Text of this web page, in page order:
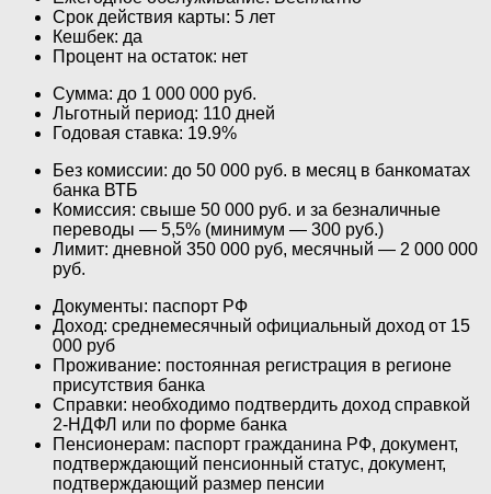
Срок действия карты: 5 лет
Кешбек: да
Процент на остаток: нет
Сумма: до 1 000 000 руб.
Льготный период: 110 дней
Годовая ставка: 19.9%
Без комиссии: до 50 000 руб. в месяц в банкоматах
банка ВТБ
Комиссия: свыше 50 000 руб. и за безналичные
переводы — 5,5% (минимум — 300 руб.)
Лимит: дневной 350 000 руб, месячный — 2 000 000
руб.
Документы: паспорт РФ
Доход: среднемесячный официальный доход от 15
000 руб
Проживание: постоянная регистрация в регионе
присутствия банка
Справки: необходимо подтвердить доход справкой
2-НДФЛ или по форме банка
Пенсионерам: паспорт гражданина РФ, документ,
подтверждающий пенсионный статус, документ,
подтверждающий размер пенсии